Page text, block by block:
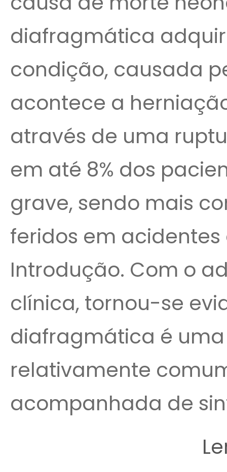
diafragmática
condição, causada
acontece a
através de uma
em até 8% dos
grave, sendo mais
feridos em
Introdução. Com o
clínica, tornou-se
diafragmática é
relativamente
acompanhada de